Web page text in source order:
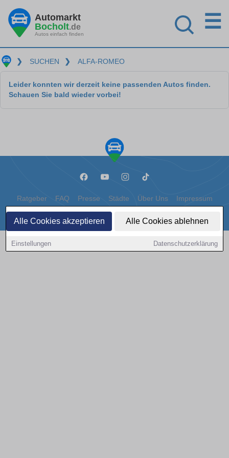
Alle Cookies akzeptieren Alle Cookies ablehnen
Einstellungen Datenschutzerklärung
Automarkt
Bocholt.de
Autos einfach finden
☰
❯ SUCHEN ❯ ALFA-ROMEO
Leider konnten wir derzeit keine passenden Autos finden.
Schauen Sie bald wieder vorbei!
Ratgeber FAQ Presse Städte Über Uns Impressum
Datenschutz Cookies
Copyright © 2000 - 2026 | 1A Infosysteme GmbH | Content by: 1a-sites-autos